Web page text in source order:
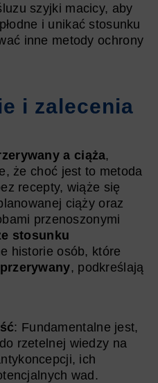
szyjki macicy, aby
i unikać stosunku
inne metody ochrony
i zalecenia
a ciąża,
że choć jest to metoda
recepty, wiąże się
ciąży oraz
przenoszonymi
stosunku
historie osób, które
, podkreślają
: Fundamentalne jest,
rzetelnej wiedzy na
ich
wad.